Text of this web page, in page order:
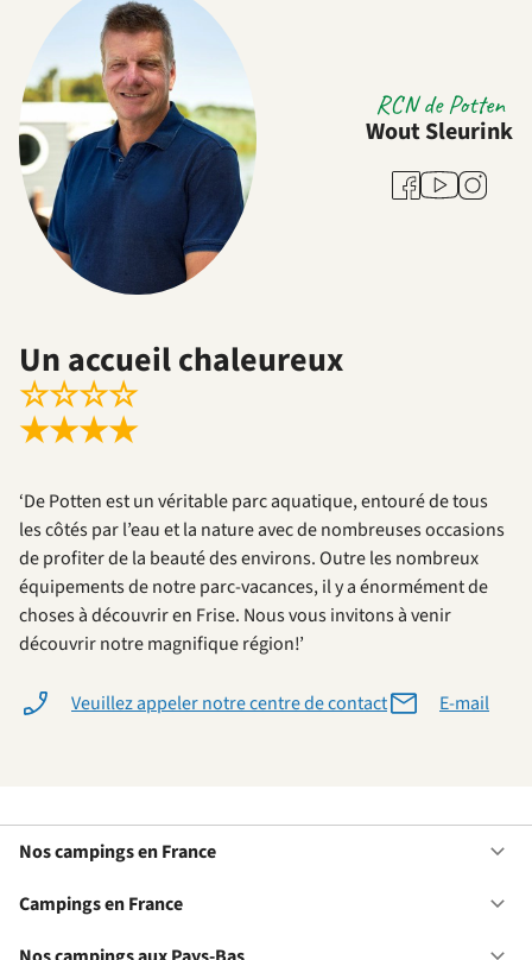
RCN de Potten
Wout Sleurink
Facebook
Youtube
Un accueil chaleureux
☆☆☆☆
★★★★
‘De Potten est un véritable parc aquatique, entouré de tous
les côtés par l’eau et la nature avec de nombreuses occasions
de profiter de la beauté des environs. Outre les nombreux
équipements de notre parc-vacances, il y a énormément de
choses à découvrir en Frise. Nous vous invitons à venir
découvrir notre magnifique région!’
Veuillez appeler notre centre de contact E-mail
Nos campings en France
Campings en France